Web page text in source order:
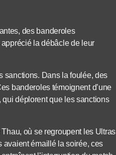
des banderoles
la débâcle de leur
sanctions. Dans la foulée, des
banderoles témoignent d’une
déplorent que les sanctions
où se regroupent les Ultras
avaient émaillé la soirée, ces